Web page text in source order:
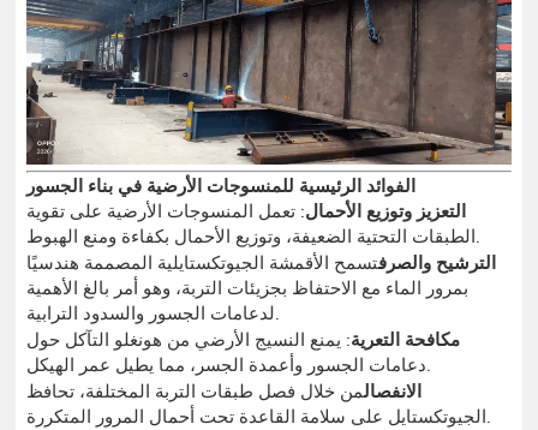
الفوائد الرئيسية للمنسوجات الأرضية في بناء الجسور
التعزيز وتوزيع الأحمال: تعمل المنسوجات الأرضية على تقوية
الطبقات التحتية الضعيفة، وتوزيع الأحمال بكفاءة ومنع الهبوط.
الترشيح والصرفتسمح الأقمشة الجيوتكستايلية المصممة هندسيًا
بمرور الماء مع الاحتفاظ بجزيئات التربة، وهو أمر بالغ الأهمية
لدعامات الجسور والسدود الترابية.
مكافحة التعرية: يمنع النسيج الأرضي من هونغلو التآكل حول
دعامات الجسور وأعمدة الجسر، مما يطيل عمر الهيكل.
الانفصالمن خلال فصل طبقات التربة المختلفة، تحافظ
الجيوتكستايل على سلامة القاعدة تحت أحمال المرور المتكررة.